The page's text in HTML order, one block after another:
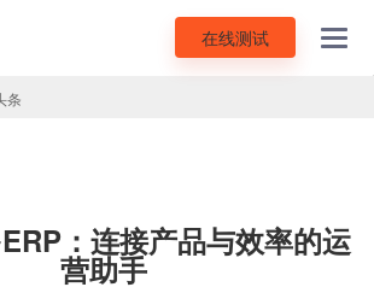
在线测试
条
：连接产品与效率的运
营助手